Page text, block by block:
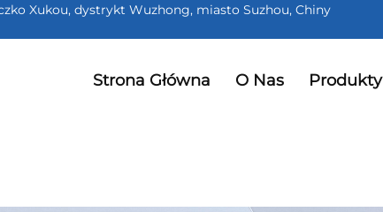
Xukou, dystrykt Wuzhong, miasto Suzhou, Chiny
Strona Główna O Nas Produkty